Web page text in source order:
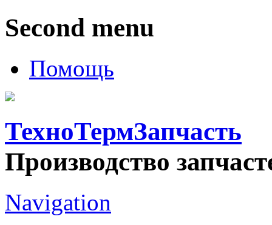
Second menu
Помощь
ТехноТермЗапчасть
Производство
Navigation